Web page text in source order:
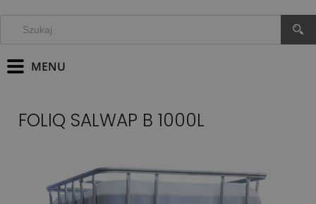
FOLIQ SALWAP B 1000L